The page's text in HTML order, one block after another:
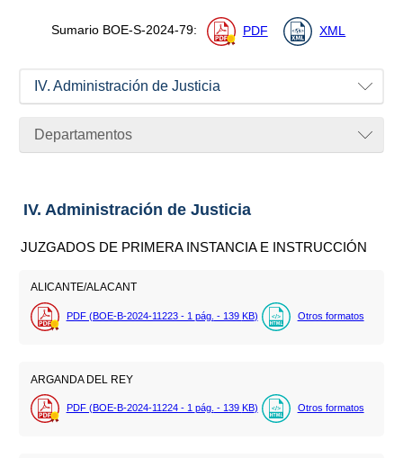
Sumario BOE-S-2024-79: PDF XML
IV. Administración de Justicia
Departamentos
IV. Administración de Justicia
JUZGADOS DE PRIMERA INSTANCIA E INSTRUCCIÓN
ALICANTE/ALACANT
PDF (BOE-B-2024-11223 - 1 pág. - 139 KB) Otros formatos
ARGANDA DEL REY
PDF (BOE-B-2024-11224 - 1 pág. - 139 KB) Otros formatos